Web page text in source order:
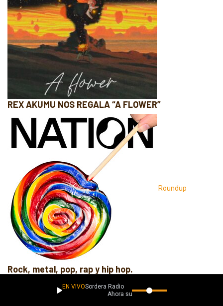
REX AKUMU NOS REGALA “A FLOWER”
Roundup
Rock, metal, pop, rap y hip hop.
EN VIVOSordera Radio
Ahora suena